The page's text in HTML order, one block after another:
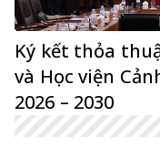
Ký kết thỏa
và Học viện
2026 – 2030